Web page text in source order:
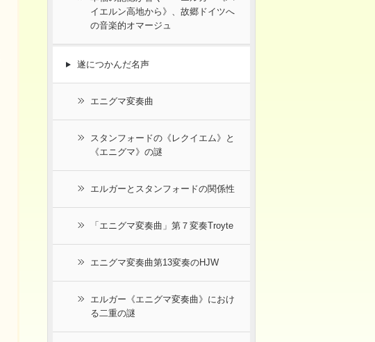
イエルン高地から》、故郷ドイツへ
の音楽的オマージュ
遂につかんだ名声
エニグマ変奏曲
スタンフォードの《レクイエム》と
《エニグマ》の謎
エルガーとスタンフォードの関係性
「エニグマ変奏曲」第７変奏Troyte
エニグマ変奏曲第13変奏のHJW
エルガー《エニグマ変奏曲》におけ
る二重の謎